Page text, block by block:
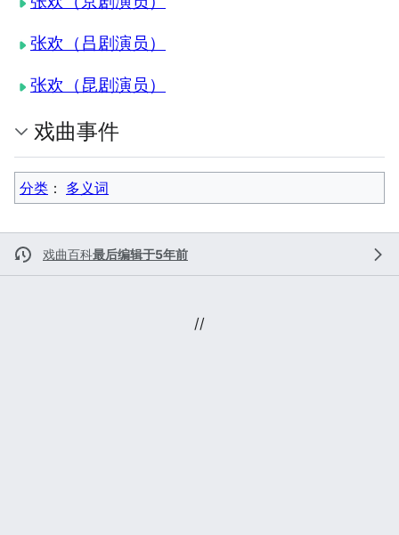
张欢（吕剧演员）
张欢（昆剧演员）
戏曲事件
分类 ：​ 多义词
戏曲百科最后编辑于5年前
//